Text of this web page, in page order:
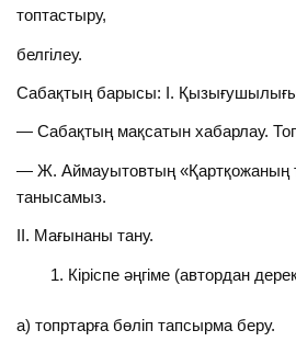
топтастыру,
белгілеу.
Сабақтың барысы: І.
— Сабақтың мақсатын хабарлау.
— Ж. Аймауытовтың «Қартқожаның
танысамыз.
ІІ. Мағынаны тану.
Кіріспе әңгіме (автордан
а) топртарға бөліп тапсырма беру.